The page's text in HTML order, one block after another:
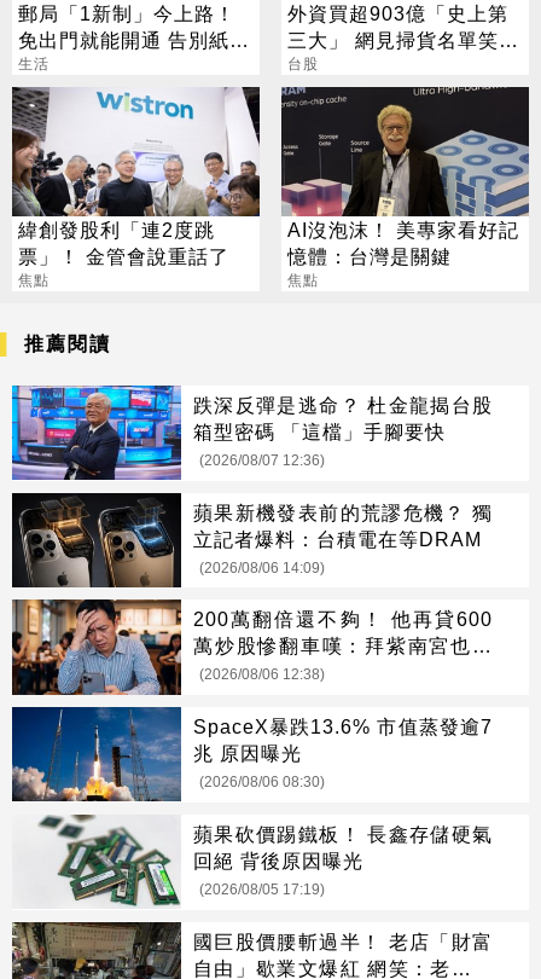
郵局「1新制」今上路！
免出門就能開通 告別紙本
不用跑臨櫃
生活
外資買超903億「史上第
三大」 網見掃貨名單笑：
不懂在幹嘛
台股
緯創發股利「連2度跳
票」！ 金管會說重話了
焦點
AI沒泡沫！ 美專家看好記
憶體：台灣是關鍵
焦點
推薦閱讀
跌深反彈是逃命？ 杜金龍揭台股
箱型密碼 「這檔」手腳要快
(2026/08/07 12:36)
蘋果新機發表前的荒謬危機？ 獨
立記者爆料：台積電在等DRAM
(2026/08/06 14:09)
200萬翻倍還不夠！ 他再貸600
萬炒股慘翻車嘆：拜紫南宮也沒
用
(2026/08/06 12:38)
SpaceX暴跌13.6% 市值蒸發逾7
兆 原因曝光
(2026/08/06 08:30)
蘋果砍價踢鐵板！ 長鑫存儲硬氣
回絕 背後原因曝光
(2026/08/05 17:19)
國巨股價腰斬過半！ 老店「財富
自由」歇業文爆紅 網笑：老闆該